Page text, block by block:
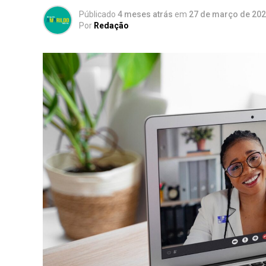
Públicado 4 meses atrás em 27 de março de
Por Redação